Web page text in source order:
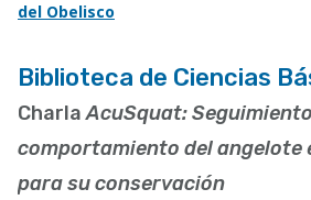
del Obelisco
Biblioteca de Ciencias
CharlaAcuSquat:
comportamiento del angelote
para su conservación